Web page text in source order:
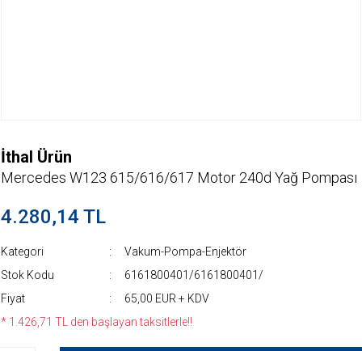
İthal Ürün
Mercedes W123 615/616/617 Motor 240d Yağ Pompası
4.280,14 TL
Kategori
Vakum-Pompa-Enjektör
Stok Kodu
6161800401/6161800401/
Fiyat
65,00 EUR + KDV
* 1.426,71 TL den başlayan taksitlerle!!